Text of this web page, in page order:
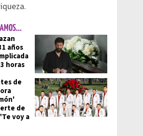
años
horas
de
de
voy a